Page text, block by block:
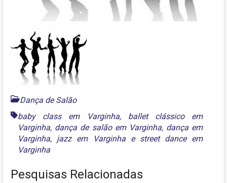
Dança de Salão
baby class em Varginha, ballet clássico em
Varginha, dança de salão em Varginha, dança em
Varginha, jazz em Varginhae street dance em
Varginha
Pesquisas Relacionadas